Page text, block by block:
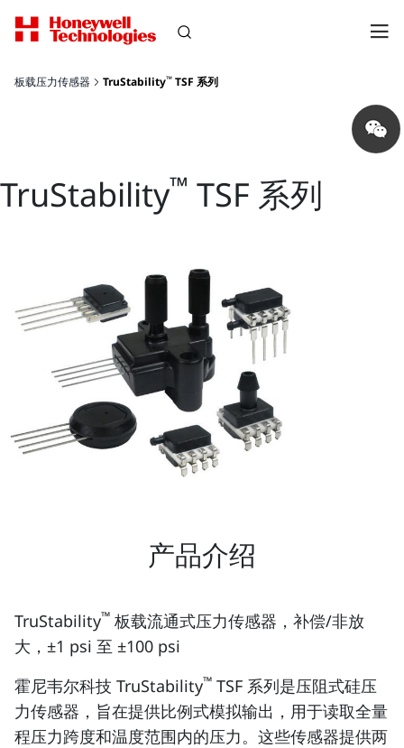
板载压力传感器 TruStability™ TSF 系列
Share
on
wechat
TruStability™ TSF 系列
产品介绍
TruStability™ 板载流通式压力传感器，补偿/非放
大，±1 psi 至 ±100 psi
霍尼韦尔科技 TruStability™ TSF 系列是压阻式硅压
力传感器，旨在提供比例式模拟输出，用于读取全量
程压力跨度和温度范围内的压力。这些传感器提供两